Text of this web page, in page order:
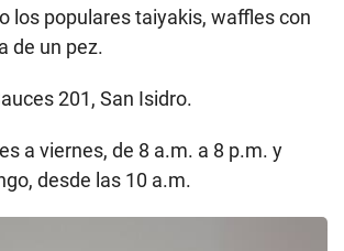
los populares taiyakis, waffles con
de un pez.
201, San Isidro.
a viernes, de 8 a.m. a 8 p.m. y
desde las 10 a.m.